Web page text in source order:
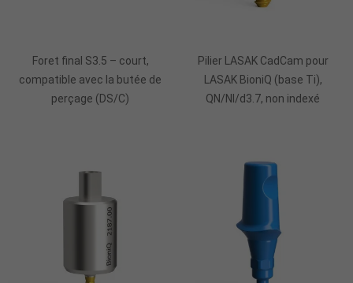
Foret final S3.5 – court,
compatible avec la butée de
perçage (DS/C)
Pilier LASAK CadCam pour
LASAK BioniQ (base Ti),
QN/NI/d3.7, non indexé